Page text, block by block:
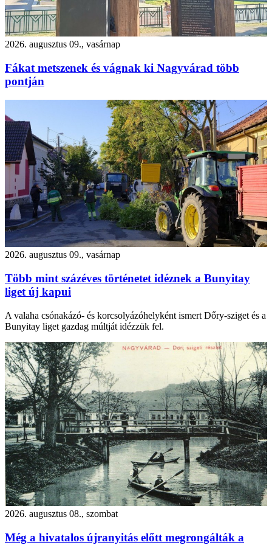
2026. augusztus 09., vasárnap
Fákat metszenek és vágnak ki Nagyvárad több
pontján
2026. augusztus 09., vasárnap
Több mint százéves történetet idéznek a Bunyitay
liget új kapui
A valaha csónakázó- és korcsolyázóhelyként ismert Dőry-sziget és a
Bunyitay liget gazdag múltját idézzük fel.
2026. augusztus 08., szombat
Még a hivatalos újranyitás előtt megrongálták a